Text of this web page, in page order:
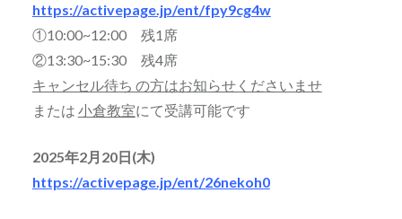
https://activepage.jp/ent/fpy9cg4w
①10:00~12:00 残1席
②13:30~15:30 残4席
キャンセル待ち の方はお知らせくださいませ
または 小倉教室にて受講可能です
2025年2月20日(木)
https://activepage.jp/ent/26nekoh0